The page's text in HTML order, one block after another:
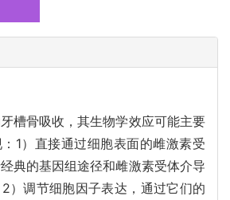
槽骨吸收，其生物学效应可能主要
1）直接通过细胞表面的雌激素受
典的基因组途径和雌激素受体介导
）调节细胞因子表达，通过它们的